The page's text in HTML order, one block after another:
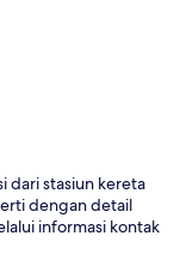
dari stasiun kereta
dengan detail
informasi kontak